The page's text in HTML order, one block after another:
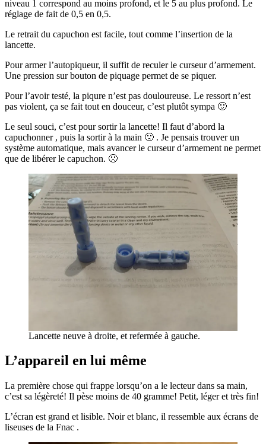
niveau 1 correspond au moins profond, et le 5 au plus profond. Le
réglage de fait de 0,5 en 0,5.
Le retrait du capuchon est facile, tout comme l’insertion de la
lancette.
Pour armer l’autopiqueur, il suffit de reculer le curseur d’armement.
Une pression sur bouton de piquage permet de se piquer.
Pour l’avoir testé, la piqure n’est pas douloureuse. Le ressort n’est
pas violent, ça se fait tout en douceur, c’est plutôt sympa 🙂
Le seul souci, c’est pour sortir la lancette! Il faut d’abord la
capuchonner , puis la sortir à la main 🙁 . Je pensais trouver un
système automatique, mais avancer le curseur d’armement ne permet
que de libérer le capuchon. 🙁
Lancette neuve à droite, et refermée à gauche.
L’appareil en lui même
La première chose qui frappe lorsqu’on a le lecteur dans sa main,
c’est sa légèreté! Il pèse moins de 40 gramme! Petit, léger et très fin!
L’écran est grand et lisible. Noir et blanc, il ressemble aux écrans de
liseuses de la Fnac .